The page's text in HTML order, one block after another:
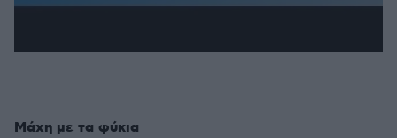
Μάχη με τα φύκια